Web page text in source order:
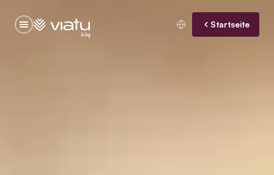
blog
Startseite